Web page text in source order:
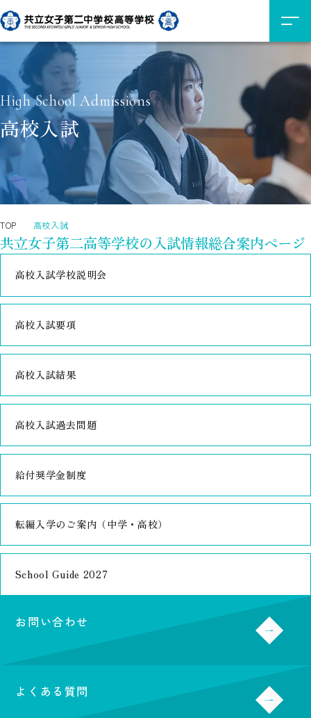
High School Admissions
高校入試
TOP 高校入試
共立女子第二高等学校の入試情報総合案内ページ
高校入試学校説明会
高校入試要項
高校入試結果
高校入試過去問題
給付奨学金制度
転編入学のご案内（中学・高校）
School Guide 2027
お問い合わせ
よくある質問